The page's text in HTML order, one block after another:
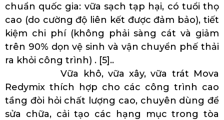
chuẩn quốc gia: vữa sạch tạp hại, có tuổi thọ
cao (do cường độ liên kết được đảm bảo), tiết
kiệm chi phí (không phải sàng cát và giảm
trên 90% dọn vệ sinh và vận chuyển phế thải
ra khỏi công trình) . [5]..
Vữa khô, vữa xây, vữa trát Mova
Redymix thích hợp cho các công trình cao
tầng đòi hỏi chất lượng cao, chuyên dùng để
sửa chữa, cải tạo các hạng mục trong tòa